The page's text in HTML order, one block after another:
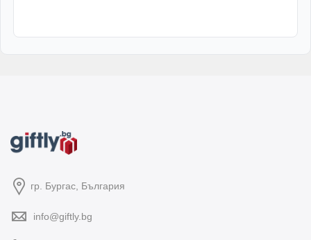
гр. Бургас, България
info@giftly.bg